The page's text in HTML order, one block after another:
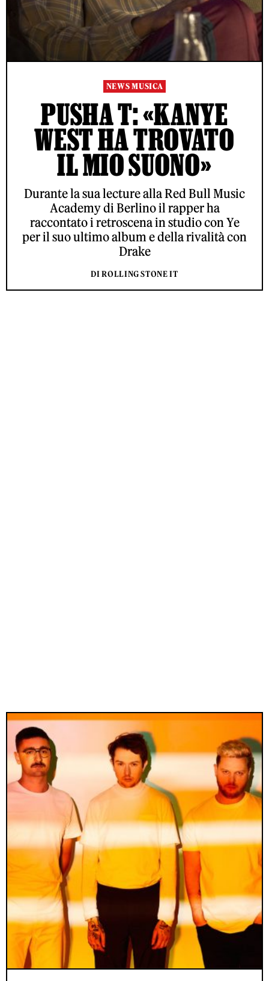
NEWS MUSICA
PUSHA T: «KANYE
WEST HA TROVATO
IL MIO SUONO»
Durante la sua lecture alla Red Bull Music
Academy di Berlino il rapper ha
raccontato i retroscena in studio con Ye
per il suo ultimo album e della rivalità con
Drake
DI ROLLING STONE IT